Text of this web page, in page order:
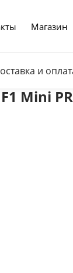
Магазин
и
Mini